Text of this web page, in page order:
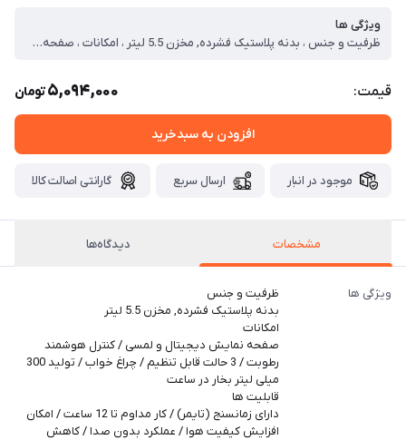
ویژگی ها
ظرفیت و جنس ، بدنه پلاستیک فشرده, مخزن 5.5 لیتر ، امکانات ، صفحه نمایش دیجیتال و لمسی / کنترل هوشمند رطوبت / 3 حالت قابل تنظیم / چراغ خواب / تولید 300 میلی لیتر بخار در ساعت ، قابلیت ها ، دارای زمانسنج (تایمر) / کار مداوم تا 12 ساعت / امکان افزایش کیفیت هوا / عملکرد بدون صدا / کاهش خشکی گلو و پوست / مناسب متراژ 20 الی 45 متر مربع
قیمت: 5,094,000تومان
افزودن به سبدخرید
موجود در انبار ارسال سریع گارانتی اصالت کالا
مشخصات دیدگاه‌ها
ویژگی ها
ظرفیت و جنس
بدنه پلاستیک فشرده, مخزن 5.5 لیتر
امکانات
صفحه نمایش دیجیتال و لمسی / کنترل هوشمند
رطوبت / 3 حالت قابل تنظیم / چراغ خواب / تولید 300
میلی لیتر بخار در ساعت
قابلیت ها
دارای زمانسنج (تایمر) / کار مداوم تا 12 ساعت / امکان
افزایش کیفیت هوا / عملکرد بدون صدا / کاهش